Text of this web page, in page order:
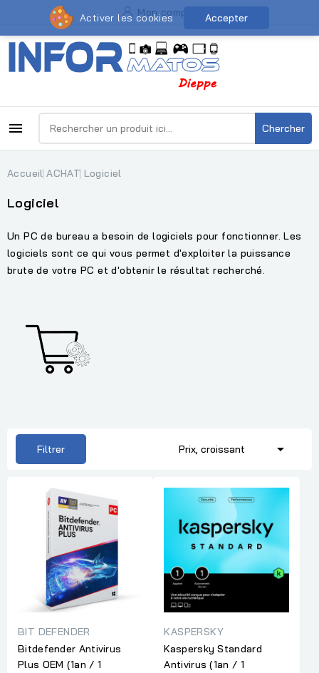
Mon compte
 Chercher
Accueil ACHAT Logiciel
Logiciel
Un PC de bureau a besoin de logiciels pour fonctionner. Les
logiciels sont ce qui vous permet d'exploiter la puissance
brute de votre PC et d'obtenir le résultat recherché.
Filtrer Prix, croissant 
BIT DEFENDER
Bitdefender Antivirus
Plus OEM (1an / 1
KASPERSKY
Kaspersky Standard
Antivirus (1an / 1
Activer les cookies Accepter